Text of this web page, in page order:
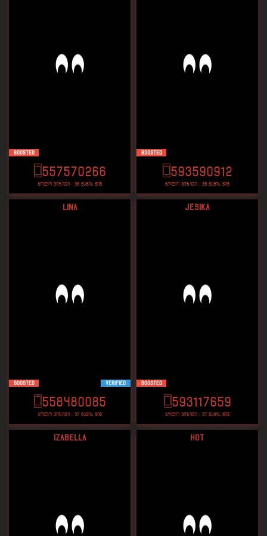
Boosted
557570266
ბოლო ვიზიტი : 36 წამის წინ
Boosted
593590912
ბოლო ვიზიტი : 36 წამის წინ
Lina
Boosted VERIFIED
558480085
ბოლო ვიზიტი : 37 წამის წინ
Jesika
Boosted
593117659
ბოლო ვიზიტი : 37 წამის წინ
Izabella Hot